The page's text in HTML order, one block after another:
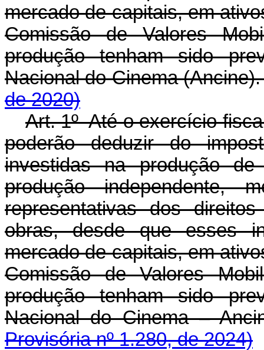
mercado de capitais, em
Comissão de Valores
produção tenham sido
Nacional do Cinema
de 2020)
Art. 1º Até o exercício
poderão deduzir do
investidas na produção
produção independente,
representativas dos
obras, desde que esses
mercado de capitais, em
Comissão de Valores
produção tenham sido
Nacional do Cinema –
Provisória nº 1.280, de 2024)